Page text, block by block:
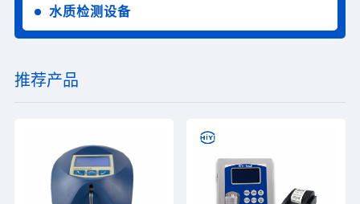
水质检测设备
推荐产品